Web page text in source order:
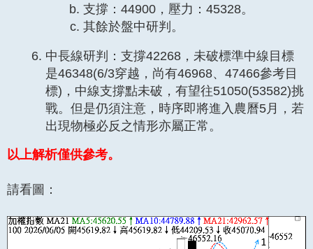
支撐：44900，壓力：45328。
其餘於盤中研判。
中長線研判：支撐42268，未破標準中線目標
是46348(6/3穿越，尚有46968、47466參考目
標)，中線支撐點未破，有望往51050(53582)挑
戰。但是仍須注意，時序即將進入農曆5月，若
出現物極必反之情形亦屬正常。
以上解析僅供參考。
請看圖：